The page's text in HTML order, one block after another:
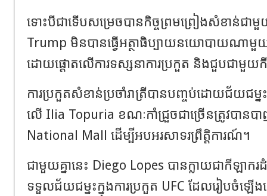
ទោះបីជាទើបសម្រេចបានកិច្ចព្រមព្រៀងសំខាន់ជ
Trump មិនបានធ្វើអត្ថាធិប្បាយនយោបាយណាមួយ
ដោយផ្តោតលើការទស្សនាការប្រកួត និងជួបជាមួយ
ការប្រកួតសំខាន់ប្រចាំរាត្រីបានបញ្ចប់ដោយជ័យជម្
លើ Ilia Topuria ខណៈកាំជ្រួចជាច្រើនត្រូវបានប
National Mall ដើម្បីអបអរសាទរព្រឹត្តិការណ៍។
ជាមួយគ្នានេះ Diego Lopes បានក្លាយជាកីឡាករ
ទទួលជ័យជម្នះក្នុងការប្រកួត UFC ដែលរៀបចំឡើ